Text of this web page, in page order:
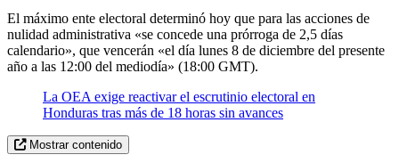
El máximo ente electoral determinó hoy que para las acciones de
nulidad administrativa «se concede una prórroga de 2,5 días
calendario», que vencerán «el día lunes 8 de diciembre del presente
año a las 12:00 del mediodía» (18:00 GMT).
La OEA exige reactivar el escrutinio electoral en
Honduras tras más de 18 horas sin avances
Mostrar contenido